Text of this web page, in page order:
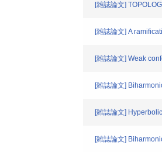
[雑誌論文]
[雑誌論文] A
[雑誌論文] Weak
[雑誌論文]
[雑誌論文]
[雑誌論文]